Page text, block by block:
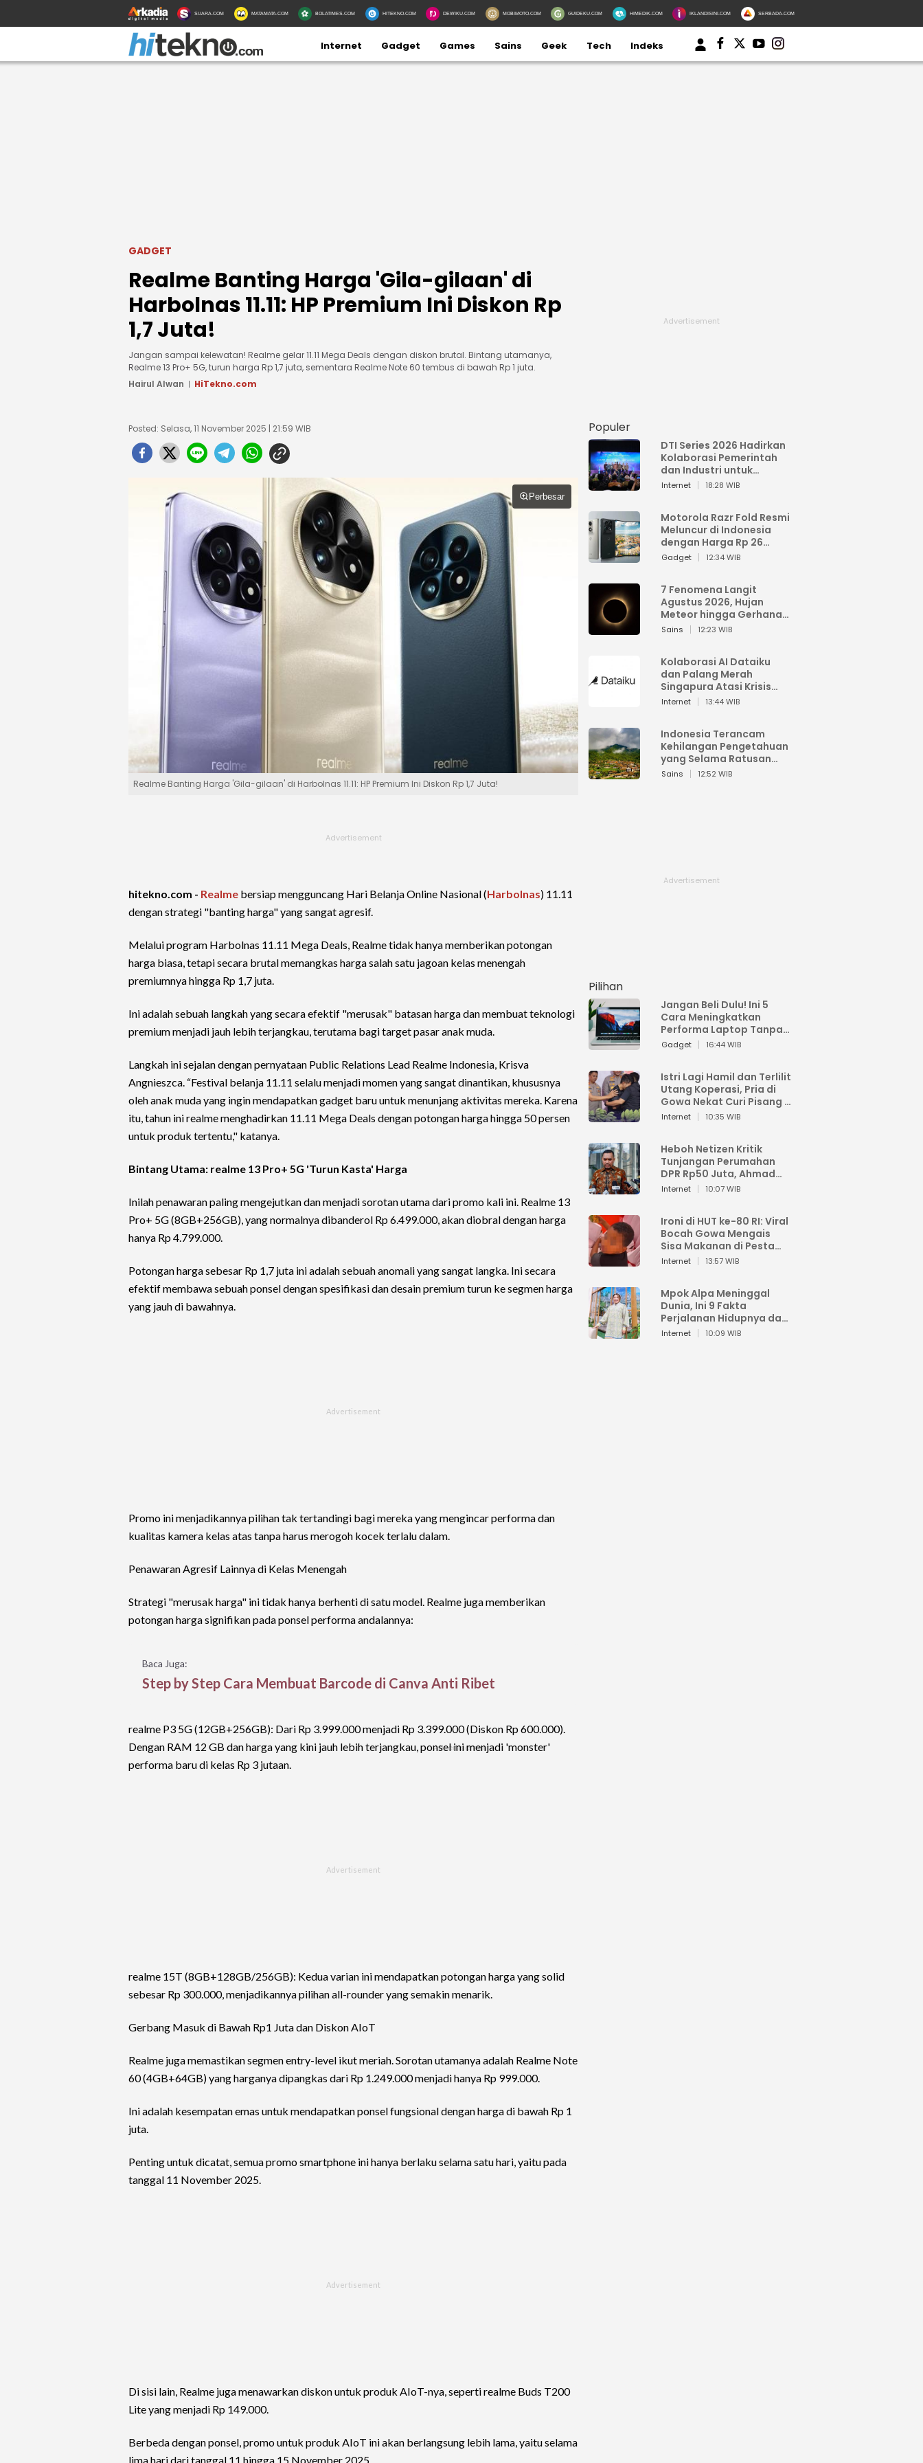
SUARA.COM MATAMATA.COM BOLATIMES.COM HITEKNO.COM DEWIKU.COM MOBIMOTO.COM GUIDEKU.COM HIMEDIK.COM IKLANDISINI.COM SERBADA.COM
Internet Gadget Games Sains Geek Tech Indeks
GADGET
Realme Banting Harga 'Gila-gilaan' di
Harbolnas 11.11: HP Premium Ini Diskon Rp
1,7 Juta!
Jangan sampai kelewatan! Realme gelar 11.11 Mega Deals dengan diskon brutal. Bintang utamanya,
Realme 13 Pro+ 5G, turun harga Rp 1,7 juta, sementara Realme Note 60 tembus di bawah Rp 1 juta.
Hairul Alwan
HiTekno.com
Posted: Selasa, 11 November 2025 | 21:59 WIB
Perbesar
Realme Banting Harga 'Gila-gilaan' di Harbolnas 11.11: HP Premium Ini Diskon Rp 1,7 Juta!
hitekno.com - Realme bersiap mengguncang Hari Belanja Online Nasional (Harbolnas) 11.11
dengan strategi "banting harga" yang sangat agresif.
Melalui program Harbolnas 11.11 Mega Deals, Realme tidak hanya memberikan potongan
harga biasa, tetapi secara brutal memangkas harga salah satu jagoan kelas menengah
premiumnya hingga Rp 1,7 juta.
Ini adalah sebuah langkah yang secara efektif "merusak" batasan harga dan membuat teknologi
premium menjadi jauh lebih terjangkau, terutama bagi target pasar anak muda.
Langkah ini sejalan dengan pernyataan Public Relations Lead Realme Indonesia, Krisva
Angnieszca. “Festival belanja 11.11 selalu menjadi momen yang sangat dinantikan, khususnya
oleh anak muda yang ingin mendapatkan gadget baru untuk menunjang aktivitas mereka. Karena
itu, tahun ini realme menghadirkan 11.11 Mega Deals dengan potongan harga hingga 50 persen
untuk produk tertentu," katanya.
Bintang Utama: realme 13 Pro+ 5G 'Turun Kasta' Harga
Inilah penawaran paling mengejutkan dan menjadi sorotan utama dari promo kali ini. Realme 13
Pro+ 5G (8GB+256GB), yang normalnya dibanderol Rp 6.499.000, akan diobral dengan harga
hanya Rp 4.799.000.
Potongan harga sebesar Rp 1,7 juta ini adalah sebuah anomali yang sangat langka. Ini secara
efektif membawa sebuah ponsel dengan spesifikasi dan desain premium turun ke segmen harga
yang jauh di bawahnya.
Promo ini menjadikannya pilihan tak tertandingi bagi mereka yang mengincar performa dan
kualitas kamera kelas atas tanpa harus merogoh kocek terlalu dalam.
Penawaran Agresif Lainnya di Kelas Menengah
Strategi "merusak harga" ini tidak hanya berhenti di satu model. Realme juga memberikan
potongan harga signifikan pada ponsel performa andalannya:
Baca Juga:
Step by Step Cara Membuat Barcode di Canva Anti Ribet
realme P3 5G (12GB+256GB): Dari Rp 3.999.000 menjadi Rp 3.399.000 (Diskon Rp 600.000).
Dengan RAM 12 GB dan harga yang kini jauh lebih terjangkau, ponsel ini menjadi 'monster'
performa baru di kelas Rp 3 jutaan.
realme 15T (8GB+128GB/256GB): Kedua varian ini mendapatkan potongan harga yang solid
sebesar Rp 300.000, menjadikannya pilihan all-rounder yang semakin menarik.
Gerbang Masuk di Bawah Rp1 Juta dan Diskon AIoT
Realme juga memastikan segmen entry-level ikut meriah. Sorotan utamanya adalah Realme Note
60 (4GB+64GB) yang harganya dipangkas dari Rp 1.249.000 menjadi hanya Rp 999.000.
Ini adalah kesempatan emas untuk mendapatkan ponsel fungsional dengan harga di bawah Rp 1
juta.
Penting untuk dicatat, semua promo smartphone ini hanya berlaku selama satu hari, yaitu pada
tanggal 11 November 2025.
Di sisi lain, Realme juga menawarkan diskon untuk produk AIoT-nya, seperti realme Buds T200
Lite yang menjadi Rp 149.000.
Berbeda dengan ponsel, promo untuk produk AIoT ini akan berlangsung lebih lama, yaitu selama
lima hari dari tanggal 11 hingga 15 November 2025.
Populer
DTI Series 2026 Hadirkan
Kolaborasi Pemerintah
dan Industri untuk
Percepatan
Internet 18:28 WIB
Motorola Razr Fold Resmi
Meluncur di Indonesia
dengan Harga Rp 26
Jutaan
Gadget 12:34 WIB
7 Fenomena Langit
Agustus 2026, Hujan
Meteor hingga Gerhana
Matahari
Sains 12:23 WIB
Kolaborasi AI Dataiku
dan Palang Merah
Singapura Atasi Krisis
Bencana
Internet 13:44 WIB
Indonesia Terancam
Kehilangan Pengetahuan
yang Selama Ratusan
Tahun Menjaga Alam
Sains 12:52 WIB
Pilihan
Jangan Beli Dulu! Ini 5
Cara Meningkatkan
Performa Laptop Tanpa
Harus Beli Baru
Gadget 16:44 WIB
Istri Lagi Hamil dan Terlilit
Utang Koperasi, Pria di
Gowa Nekat Curi Pisang 4
Tandan Milik Tetangga,
Internet 10:35 WIB
Heboh Netizen Kritik
Tunjangan Perumahan
DPR Rp50 Juta, Ahmad
Sahroni: Enggak Senang
Internet 10:07 WIB
Ironi di HUT ke-80 RI: Viral
Bocah Gowa Mengais
Sisa Makanan di Pesta
Kemerdekaan
Internet 13:57 WIB
Mpok Alpa Meninggal
Dunia, Ini 9 Fakta
Perjalanan Hidupnya dari
Viral hingga Puncak
Internet 10:09 WIB